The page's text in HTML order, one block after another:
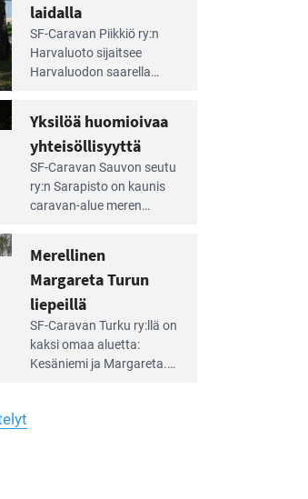
laidalla
SF-Caravan Piikkiö ry:n
Harvaluoto sijait­see
Harvaluodon saarella
käyttöön­sä osan kunnan
viiden hehtaarin
virkistysalueesta.
Yksilöä huomioivaa
yhteisöllisyyttä
SF-Caravan Sauvon seutu
ry:n Sarapisto on kaunis
caravan-alue meren
on 130 sähköllä
varustettua caravan-paik­
kaa sekä kymmenen
paikkaa ilman sähköä.
Merellinen
Margareta Turun
liepeillä
SF-Caravan Turku ry:llä on
kaksi omaa aluet­ta:
Kesäniemi ja Margareta.